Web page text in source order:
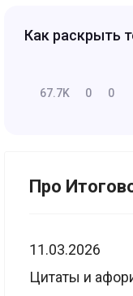
Как раскрыть
67.7K 0 0
Про
11.03.2026
Цитаты и